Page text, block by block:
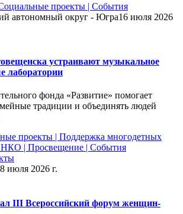
проекты | События
автономный округ - Югра16 июля 2026
устраивают музыкальное
лаборатории
фонда «Развитие» помогает
традиции и объединять людей
проекты | Поддержка многодетных
НКО | Просвещение | События
8 июля 2026 г.
III Всероссийский форум женщин-